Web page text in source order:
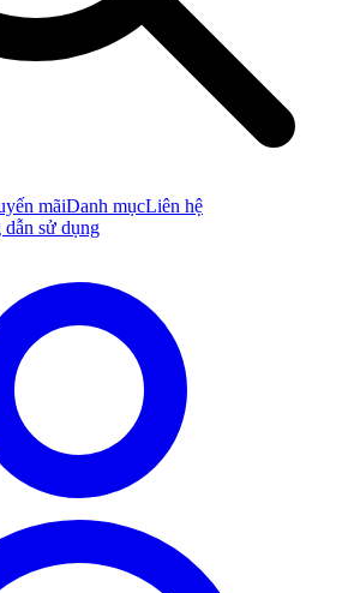
mãiDanh mụcLiên hệ
sử dụng